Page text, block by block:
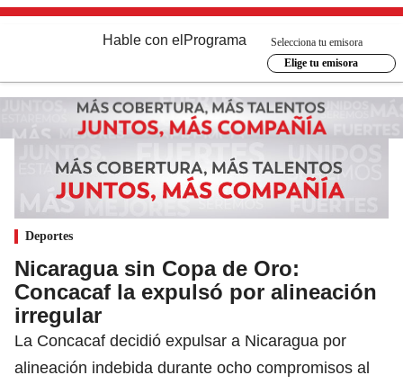
Hable con el Programa
Selecciona tu emisora
Elige tu emisora
Deportes
Nicaragua sin Copa de Oro:
Concacaf la expulsó por alineación
irregular
La Concacaf decidió expulsar a Nicaragua por
alineación indebida durante ocho compromisos al